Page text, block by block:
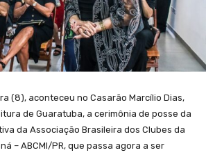
(8), aconteceu no Casarão Marcílio Dias,
de Guaratuba, a cerimônia de posse da
da Associação Brasileira dos Clubes da
– ABCMI/PR, que passa agora a ser